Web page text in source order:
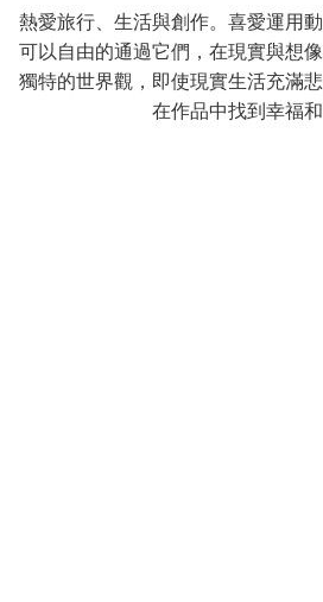
熱愛旅行、生活與創作。喜愛運用
可以自由的通過它們，在現實與想
獨特的世界觀，即使現實生活充滿
在作品中找到幸福和